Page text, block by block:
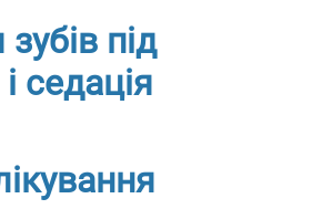
під
седація